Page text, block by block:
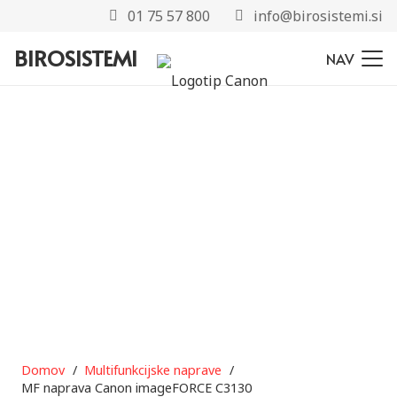
01 75 57 800 info@birosistemi.si
BIROSISTEMI NAV
Domov / Multifunkcijske naprave /
MF naprava Canon imageFORCE C3130